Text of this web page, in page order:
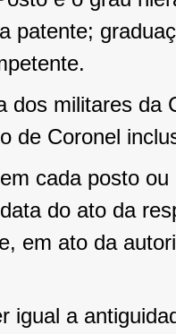
patente;
dos militares da
de Coronel
cada posto
do ato da
em ato da
igual a